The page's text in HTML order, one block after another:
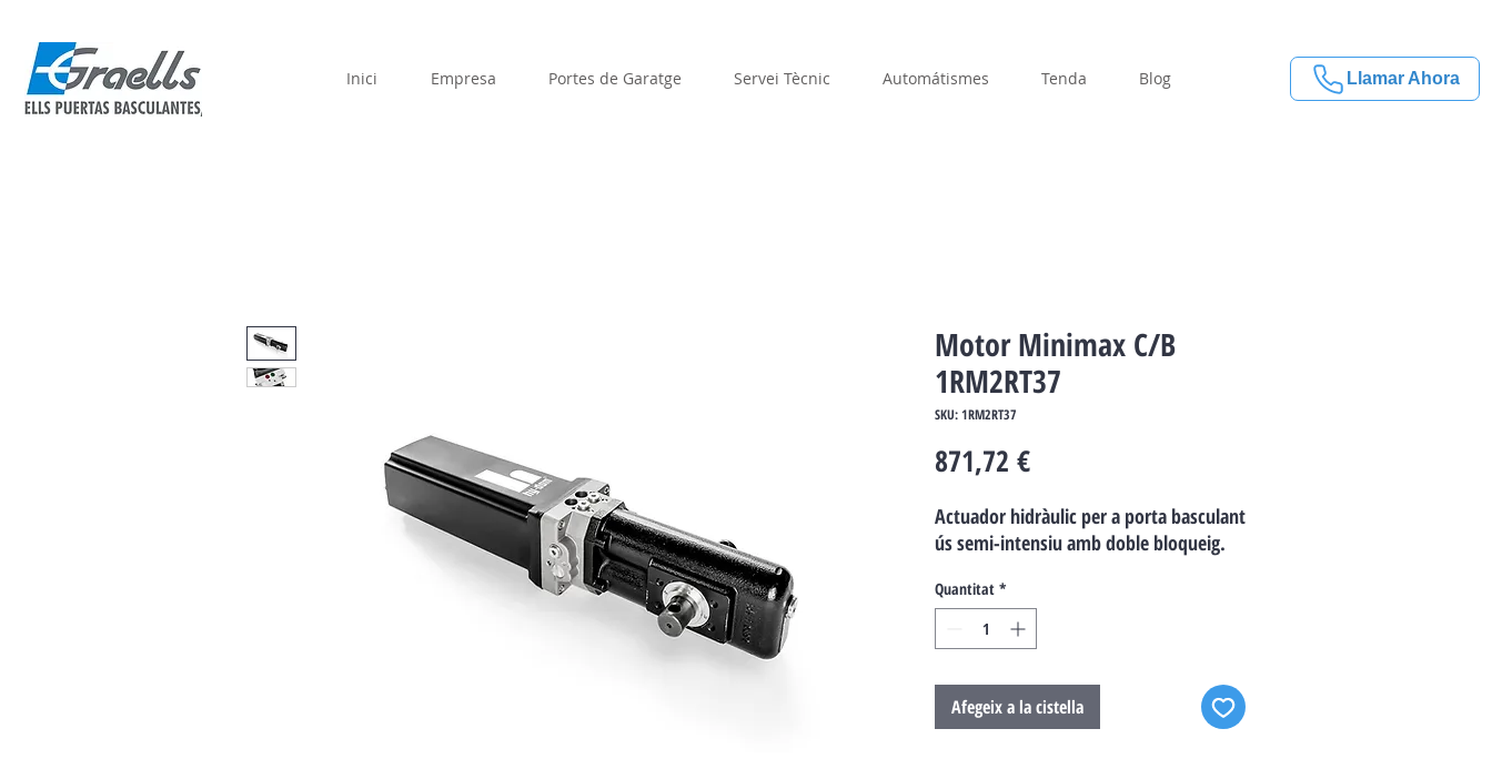
Inici Empresa Portes de Garatge Servei Tècnic Automátismes Tenda Blog Llamar Ahora
Motor Minimax C/B
1RM2RT37
SKU: 1RM2RT37
871,72 €Price
Actuador hidràulic per a porta basculant
ús semi-intensiu amb doble bloqueig.
Quantitat *
Afegeix a la cistella